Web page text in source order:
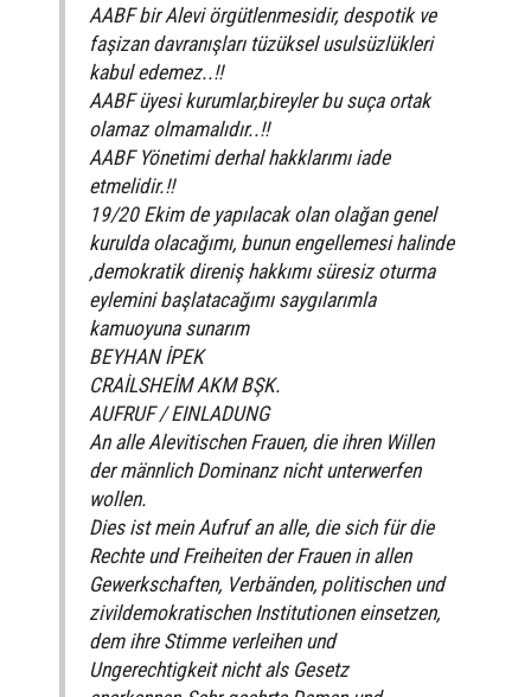
AABF bir Alevi örgütlenmesidir, despotik ve
faşizan davranışları tüzüksel usulsüzlükleri
kabul edemez..!!
AABF üyesi kurumlar,bireyler bu suça ortak
olamaz olmamalıdır..!!
AABF Yönetimi derhal hakklarımı iade
etmelidir.!!
19/20 Ekim de yapılacak olan olağan genel
kurulda olacağımı, bunun engellemesi halinde
,demokratik direniş hakkımı süresiz oturma
eylemini başlatacağımı saygılarımla
kamuoyuna sunarım
BEYHAN İPEK
CRAİLSHEİM AKM BŞK.
AUFRUF / EINLADUNG
An alle Alevitischen Frauen, die ihren Willen
der männlich Dominanz nicht unterwerfen
wollen.
Dies ist mein Aufruf an alle, die sich für die
Rechte und Freiheiten der Frauen in allen
Gewerkschaften, Verbänden, politischen und
zivildemokratischen Institutionen einsetzen,
dem ihre Stimme verleihen und
Ungerechtigkeit nicht als Gesetz